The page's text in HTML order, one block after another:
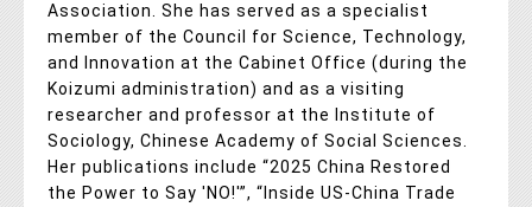
Association. She has served as a specialist
member of the Council for Science, Technology,
and Innovation at the Cabinet Office (during the
Koizumi administration) and as a visiting
researcher and professor at the Institute of
Sociology, Chinese Academy of Social Sciences.
Her publications include “2025 China Restored
the Power to Say 'NO!'”, “Inside US-China Trade